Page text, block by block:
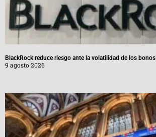
BlackRock reduce riesgo ante la volatilidad de los bonos
9 agosto 2026